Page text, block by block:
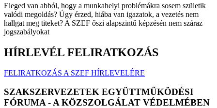
Eleged van abból, hogy a munkahelyi problémákra sosem születik
valódi megoldás? Úgy érzed, hiába van igazatok, a vezetés nem
hallgat meg titeket? A SZEF őszi alapszintű képzésén nem száraz
jogszabályokat
HÍRLEVÉL FELIRATKOZÁS
FELIRATKOZÁS A SZEF HÍRLEVELÉRE
SZAKSZERVEZETEK EGYÜTTMŰKÖDÉSI
FÓRUMA - A KÖZSZOLGÁLAT VÉDELMÉBEN